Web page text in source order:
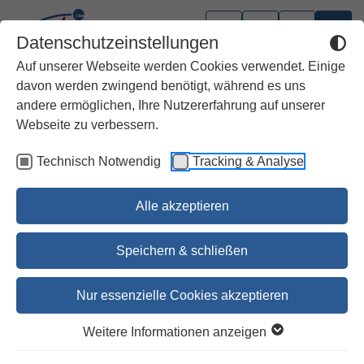
Datenschutzeinstellungen
Auf unserer Webseite werden Cookies verwendet. Einige
davon werden zwingend benötigt, während es uns
andere ermöglichen, Ihre Nutzererfahrung auf unserer
Webseite zu verbessern.
Technisch Notwendig Tracking & Analyse
Alle akzeptieren
Speichern & schließen
Nur essenzielle Cookies akzeptieren
Weitere Informationen anzeigen